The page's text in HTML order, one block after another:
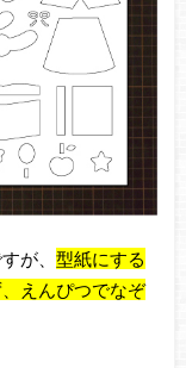
が、 型紙にする
えんぴつでなぞ